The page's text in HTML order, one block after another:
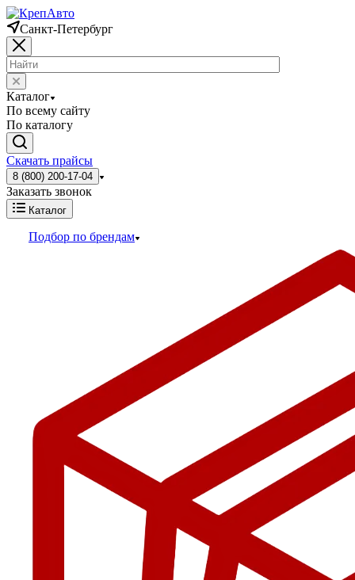
Санкт-Петербург
Каталог
По всему сайту
По каталогу
Скачать прайсы
8 (800) 200-17-04
Заказать звонок
Каталог
Подбор по брендам